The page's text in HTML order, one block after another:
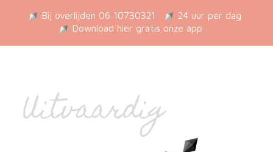
Bij overlijden 06 10730321
24 uur per dag
Download hier gratis onze app
Uitvaardig